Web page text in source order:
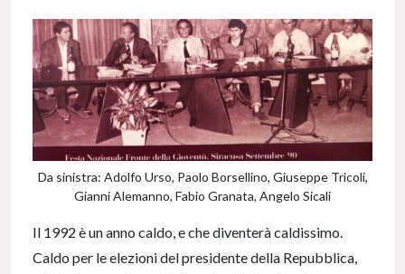
Da sinistra: Adolfo Urso, Paolo Borsellino, Giuseppe Tricoli,
Gianni Alemanno, Fabio Granata, Angelo Sicali
Il 1992 è un anno caldo, e che diventerà caldissimo.
Caldo per le elezioni del presidente della Repubblica,